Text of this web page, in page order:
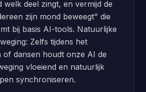
welk deel zingt, en vermijd de
zijn mond beweegt" die
bij basis AI-tools. Natuurlijke
Zelfs tijdens het
of dansen houdt onze AI de
vloeiend en natuurlijk
synchroniseren.